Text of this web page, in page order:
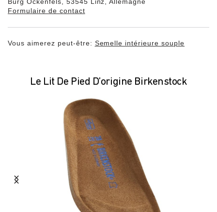
Formulaire de contact
Vous aimerez peut-être: Semelle intérieure souple
Le Lit De Pied D’origine Birkenstock